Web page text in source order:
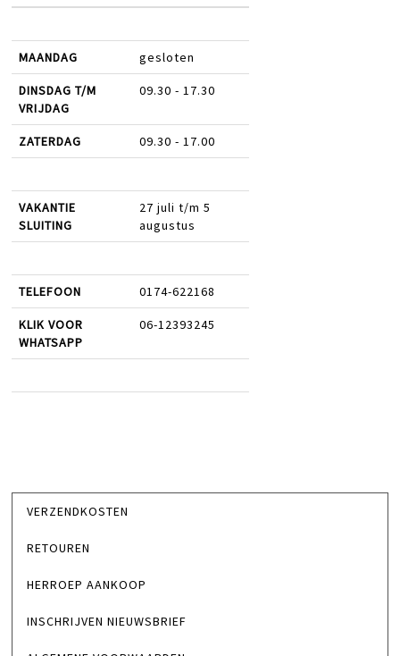
MAANDAG gesloten
DINSDAG T/M
VRIJDAG
09.30 - 17.30
ZATERDAG 09.30 - 17.00
VAKANTIE
SLUITING
27 juli t/m 5
augustus
TELEFOON 0174-622168
KLIK VOOR
WHATSAPP
06-12393245
VERZENDKOSTEN
RETOUREN
HERROEP AANKOOP
INSCHRIJVEN NIEUWSBRIEF